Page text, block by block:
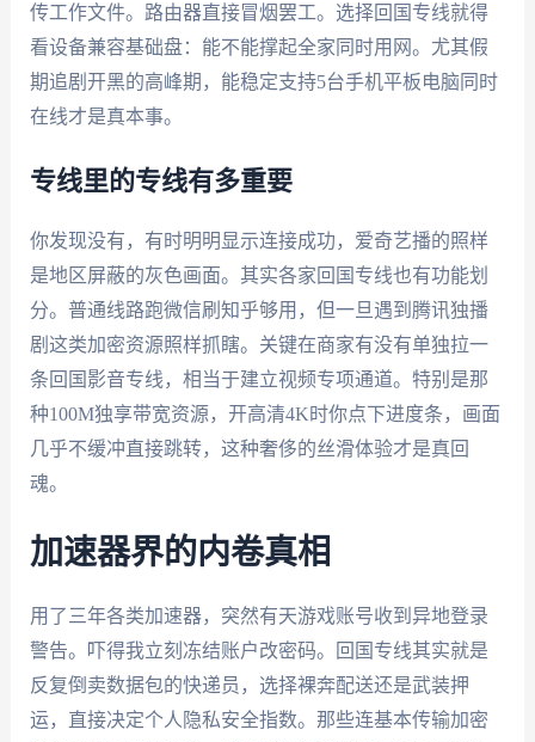
传工作文件。路由器直接冒烟罢工。选择回国专线就得
看设备兼容基础盘：能不能撑起全家同时用网。尤其假
期追剧开黑的高峰期，能稳定支持5台手机平板电脑同时
在线才是真本事。
专线里的专线有多重要
你发现没有，有时明明显示连接成功，爱奇艺播的照样
是地区屏蔽的灰色画面。其实各家回国专线也有功能划
分。普通线路跑微信刷知乎够用，但一旦遇到腾讯独播
剧这类加密资源照样抓瞎。关键在商家有没有单独拉一
条回国影音专线，相当于建立视频专项通道。特别是那
种100M独享带宽资源，开高清4K时你点下进度条，画面
几乎不缓冲直接跳转，这种奢侈的丝滑体验才是真回
魂。
加速器界的内卷真相
用了三年各类加速器，突然有天游戏账号收到异地登录
警告。吓得我立刻冻结账户改密码。回国专线其实就是
反复倒卖数据包的快递员，选择裸奔配送还是武装押
运，直接决定个人隐私安全指数。那些连基本传输加密